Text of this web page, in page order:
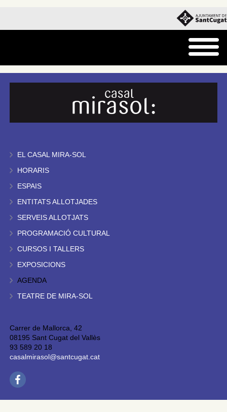
EL CASAL MIRA-SOL
HORARIS
ESPAIS
ENTITATS ALLOTJADES
SERVEIS ALLOTJATS
PROGRAMACIÓ CULTURAL
CURSOS I TALLERS
EXPOSICIONS
AGENDA
TEATRE DE MIRA-SOL
Carrer de Mallorca, 42
08195 Sant Cugat del Vallès
93 589 20 18
casalmirasol@santcugat.cat